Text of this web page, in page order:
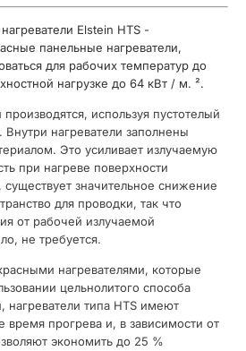
Elstein HTS -
панельные нагреватели,
для рабочих температур до
нагрузке до 64 кВт / м. ².
используя пустотелый
нагреватели заполнены
Это усиливает излучаемую
при нагреве поверхности
значительное снижение
для проводки, так что
от рабочей излучаемой
не требуется.
нагревателями, которые
цельнолитого способа
нагреватели типа HTS имеют
время прогрева и, в зависимости от
экономить до 25 %